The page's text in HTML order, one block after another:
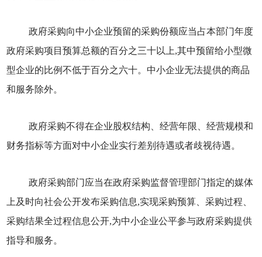
政府采购向中小企业预留的采购份额应当占本部门年度
政府采购项目预算总额的百分之三十以上,其中预留给小型微
型企业的比例不低于百分之六十。中小企业无法提供的商品
和服务除外。
政府采购不得在企业股权结构、经营年限、经营规模和
财务指标等方面对中小企业实行差别待遇或者歧视待遇。
政府采购部门应当在政府采购监督管理部门指定的媒体
上及时向社会公开发布采购信息,实现采购预算、采购过程、
采购结果全过程信息公开,为中小企业公平参与政府采购提供
指导和服务。